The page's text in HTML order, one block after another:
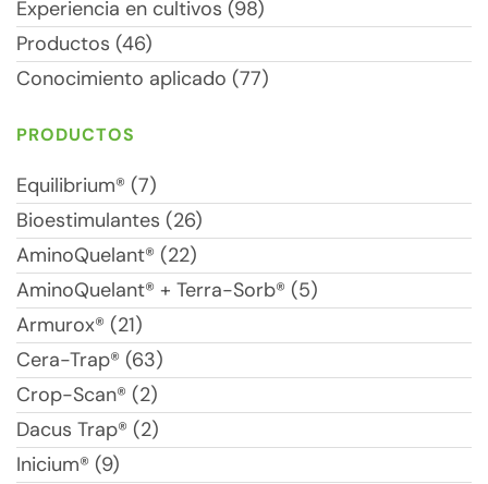
Experiencia en cultivos (98)
Productos (46)
Conocimiento aplicado (77)
PRODUCTOS
Equilibrium® (7)
Bioestimulantes (26)
AminoQuelant® (22)
AminoQuelant® + Terra-Sorb® (5)
Armurox® (21)
Cera-Trap® (63)
Crop-Scan® (2)
Dacus Trap® (2)
Inicium® (9)